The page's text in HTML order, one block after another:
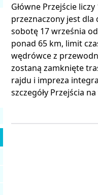
Główne Przejście
przeznaczony jest dla
sobotę 17 września
ponad 65 km, limit
wędrówce z
zostaną zamknięte
rajdu i impreza
szczegóły Przejścia